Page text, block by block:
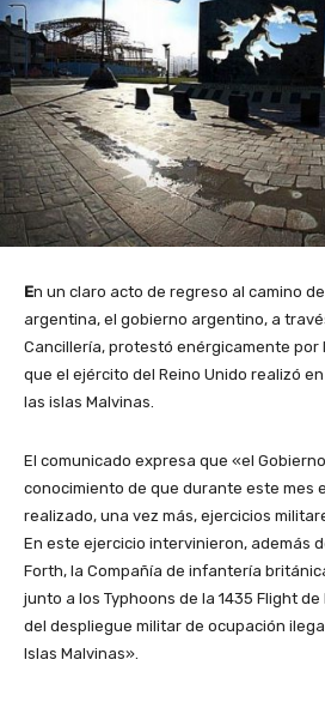
En un claro acto de regreso al camino
argentina, el gobierno argentino, a
Cancillería, protestó enérgicamente por
que el ejército del Reino Unido realizó
las islas Malvinas.
El comunicado expresa que «el
conocimiento de que durante este mes
realizado, una vez más, ejercicios
En este ejercicio intervinieron, además
Forth, la Compañía de infantería
junto a los Typhoons de la 1435 Flight
del despliegue militar de ocupación
Islas Malvinas».